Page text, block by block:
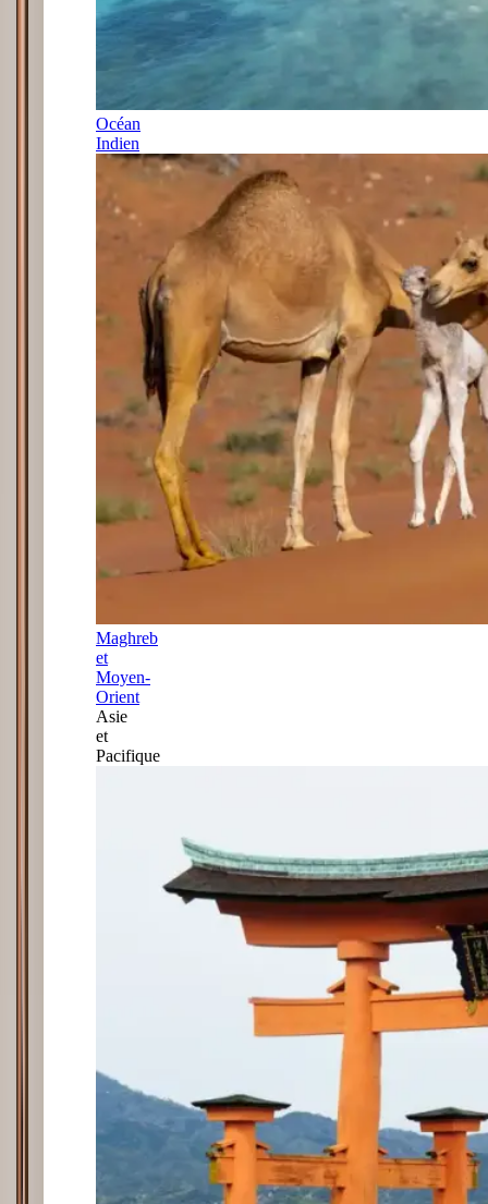
Océan
Indien
Maghreb
et
Moyen-
Orient
Asie
et
Pacifique